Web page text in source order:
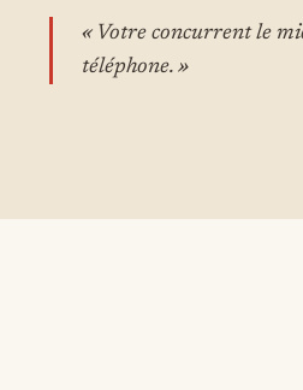
« Votre concurrent le
téléphone. »